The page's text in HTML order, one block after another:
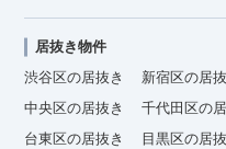
居抜き物件
渋谷区の居抜き
新宿区の居
中央区の居抜き
千代田区の
台東区の居抜き
目黒区の居